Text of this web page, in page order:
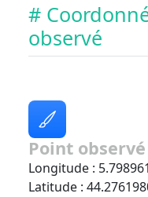
#
observé
Point observé
Longitude :
Latitude :